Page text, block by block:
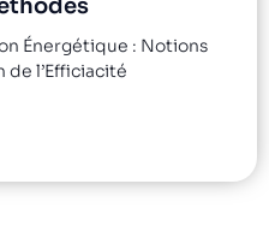
Énergétique : Notions
de l’Efficiacité